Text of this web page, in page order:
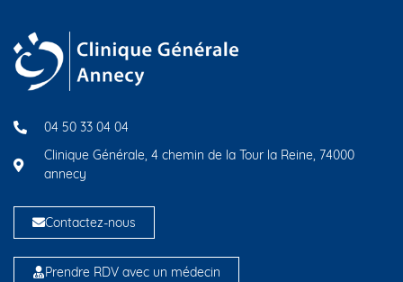
04 50 33 04 04
Clinique Générale, 4 chemin de la Tour la Reine, 74000
annecy
Contactez-nous
Prendre RDV avec un médecin